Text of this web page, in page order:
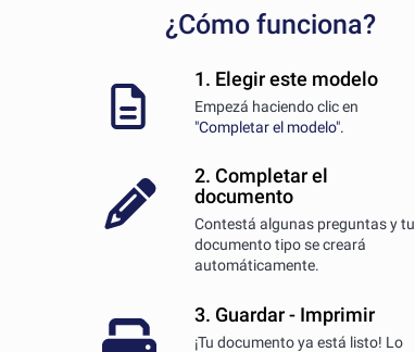
¿Cómo funciona?
1. Elegir este modelo
Empezá haciendo clic en
"Completar el modelo".
2. Completar el
documento
Contestá algunas preguntas y tu
documento tipo se creará
automáticamente.
3. Guardar - Imprimir
¡Tu documento ya está listo! Lo